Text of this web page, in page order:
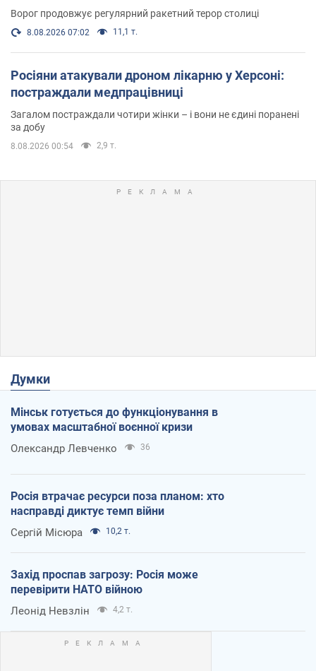
Ворог продовжує регулярний ракетний терор столиці
8.08.2026 07:02 11,1 т.
Росіяни атакували дроном лікарню у Херсоні:
постраждали медпрацівниці
Загалом постраждали чотири жінки – і вони не єдині поранені
за добу
8.08.2026 00:54 2,9 т.
Думки
Мінськ готується до функціонування в
умовах масштабної воєнної кризи
Олександр Левченко 36
Росія втрачає ресурси поза планом: хто
насправді диктує темп війни
Сергій Місюра 10,2 т.
Захід проспав загрозу: Росія може
перевірити НАТО війною
Леонід Невзлін 4,2 т.